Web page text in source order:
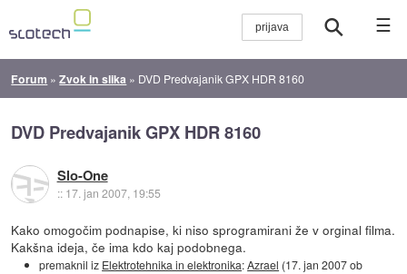
☰
Forum »Zvok in slika » DVD Predvajanik GPX HDR 8160
DVD Predvajanik GPX HDR 8160
Slo-One
:: 17. jan 2007, 19:55
Kako omogočim podnapise, ki niso sprogramirani že v orginal filma.
Kakšna ideja, če ima kdo kaj podobnega.
premaknil iz Elektrotehnika in elektronika:Azrael (17. jan 2007 ob